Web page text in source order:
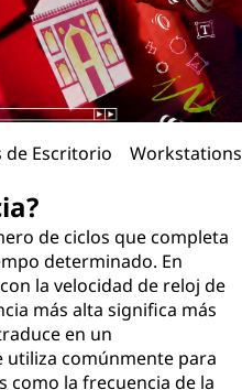
de Escritorio Workstations
de ciclos que completa
determinado. En
la velocidad de reloj de
más alta significa más
en un
utiliza comúnmente para
como la frecuencia de la